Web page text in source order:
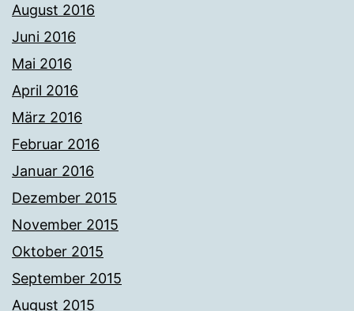
August 2016
Juni 2016
Mai 2016
April 2016
März 2016
Februar 2016
Januar 2016
Dezember 2015
November 2015
Oktober 2015
September 2015
August 2015